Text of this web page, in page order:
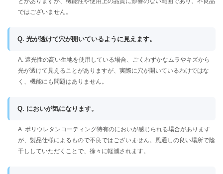
ではございません。
Q. 光が透けて穴が開いているように見えます。
A. 遮光性の高い生地を使用している場合、ごくわずかなムラやキズから
光が透けて見えることがありますが、実際に穴が開いているわけではな
く、機能にも問題はありません。
Q. においが気になります。
A. ポリウレタンコーティング特有のにおいが感じられる場合があります
が、製品仕様によるもので不良ではございません。風通しの良い場所で陰
干ししていただくことで、徐々に軽減されます。